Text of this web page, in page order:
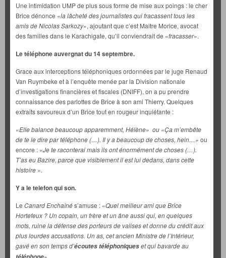
Une intimidation UMP de plus sous forme de mise aux poings : le cher
Brice dénonce «la lâcheté des journalistes qui fracassent tous les
amis de Nicolas Sarkozy», ajoutant que c’est Maitre Morice, avocat
des familles dans le Karachigate, qu’il conviendrait de «fracasser».
Le téléphone auvergnat du 14 septembre.
Grace aux interceptions téléphoniques ordonnées par le juge Renaud
Van Ruymbeke et à l’enquête menée par la Division nationale
d’investigations financières et fiscales (DNIFF), on a pu prendre
connaissance des parlottes de Brice à son ami Thierry. Quelques
extraits savoureux d’un Brice tout en rougeur inquiétante :
«Elle balance beaucoup apparemment, Hélène» ou «Ça m’embête
de te le dire par téléphone (…). Il y a beaucoup de choses, hein…» ou
encore : «Je te raconterai mais ils ont énormément de choses (…).
T’as eu Bazire, parce que visiblement il est lui dedans, dans cette
histoire ».
Y a le telefon qui son.
Le Canard Enchaînés’amuse : «Quel meilleur ami que Brice
Hortefeux ? Un copain, un frère et un âne aussi qui, en quelques
mots, ruine la défense des porteurs de valises et donne du crédit aux
plus lourdes accusations. Un as, cet ancien Ministre de l’Intérieur,
gavé en son temps d’écoutes téléphoniqueset qui bavarde au
».